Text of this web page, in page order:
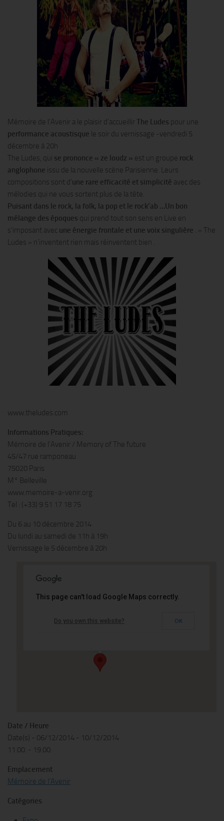
Mémoire de l’Avenir a le plaisir d’accueillir The Ludes pour une
performance acoustisque le soir du vernissage -vendredi 5
décembre à 20h
The Ludes, qui se prononce « ze loudz » est un groupe rock
anglophone issu de la nouvelle scène Parisienne. Leurs
compositions sont d’une rare efficacité et simplicité avec des
mélodies qui ne vous sortent plus de la tête.
Puisant dans le rock, la folk, la pop et le rock’ab …Un bon
mélange des époques qui prend tout son sens en Live en
s’imposant avec une énergie frontale et une voix singulière . « The
Ludes » n’inventent rien mais réinventent bien .
www.theludes.com
Informations Pratiques:
Mémoire de l’Avenir / Memory of The future
45/47 rue ramponeau
75020 Paris
M° Belleville
www.memoire-a-venir.org
Tel : (+33) 9 51 17 18 75
Du 6 au 10 décembre 2014
Du lundi au samedi de 11h à 19h
Vernissage le 5 décembre à 20h
This page can't load Google Maps correctly.
Do you own this website? OK
Date / Heure
Date(s) - 06/12/2014 - 10/12/2014
11.00. - 19.00.
Emplacement
Mémoire de l’Avenir
Catégories